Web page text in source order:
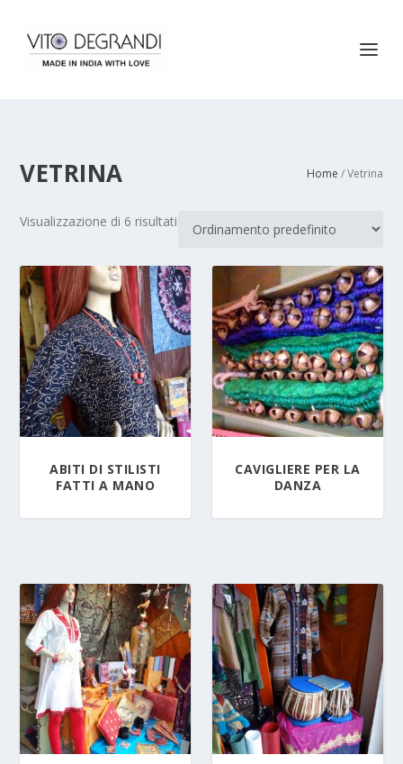
VETRINA Home / Vetrina
Visualizzazione di 6 risultati
ABITI DI STILISTI
FATTI A MANO
CAVIGLIERE PER LA
DANZA